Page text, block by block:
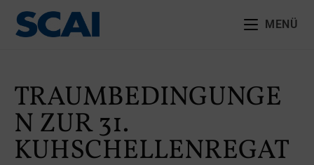
MENÜ
TRAUMBEDINGUNGE
N ZUR 31.
KUHSCHELLENREGAT